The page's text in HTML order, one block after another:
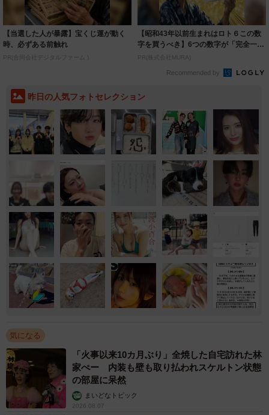
【当選した人が暴露】宝くじ運が動く
時、必ずある前触れ
PR(合同会社デジタルファーム )
【昭和43年以前生まれはロト６この数
字を買うべき】6つの数字が「完全一
致」する方...
PR(株式会社MURA)
Recommended by
昨日の人気フォトセレクション
気になる
「火事以来10カ月ぶり」全焼した自宅訪れた林
家ぺー 内装も壁も取り払われスケルトン状態
の部屋に呆然
まいどなトピック
2026.08.07